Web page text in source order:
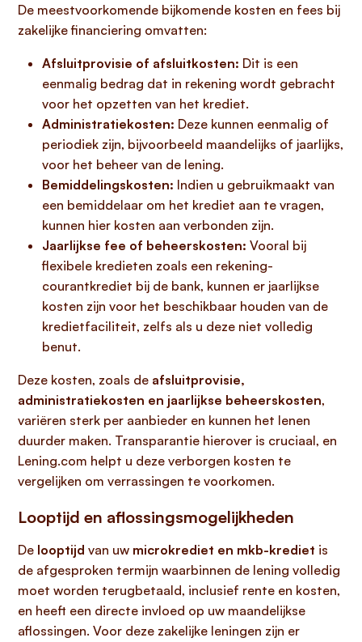
De meestvoorkomende bijkomende kosten en fees bij
zakelijke financiering omvatten:
Afsluitprovisie of afsluitkosten: Dit is een
eenmalig bedrag dat in rekening wordt gebracht
voor het opzetten van het krediet.
Administratiekosten: Deze kunnen eenmalig of
periodiek zijn, bijvoorbeeld maandelijks of jaarlijks,
voor het beheer van de lening.
Bemiddelingskosten: Indien u gebruikmaakt van
een bemiddelaar om het krediet aan te vragen,
kunnen hier kosten aan verbonden zijn.
Jaarlijkse fee of beheerskosten: Vooral bij
flexibele kredieten zoals een rekening-
courantkrediet bij de bank, kunnen er jaarlijkse
kosten zijn voor het beschikbaar houden van de
kredietfaciliteit, zelfs als u deze niet volledig
benut.
Deze kosten, zoals de afsluitprovisie,
administratiekosten en jaarlijkse beheerskosten,
variëren sterk per aanbieder en kunnen het lenen
duurder maken. Transparantie hierover is cruciaal, en
Lening.com helpt u deze verborgen kosten te
vergelijken om verrassingen te voorkomen.
Looptijd en aflossingsmogelijkheden
De looptijd van uw microkrediet en mkb-krediet is
de afgesproken termijn waarbinnen de lening volledig
moet worden terugbetaald, inclusief rente en kosten,
en heeft een directe invloed op uw maandelijkse
aflossingen. Voor deze zakelijke leningen zijn er